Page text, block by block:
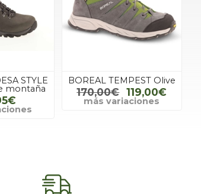
STYLE
montaña
BOREAL TEMPEST Olive
170,00€ 119,00€
más variaciones